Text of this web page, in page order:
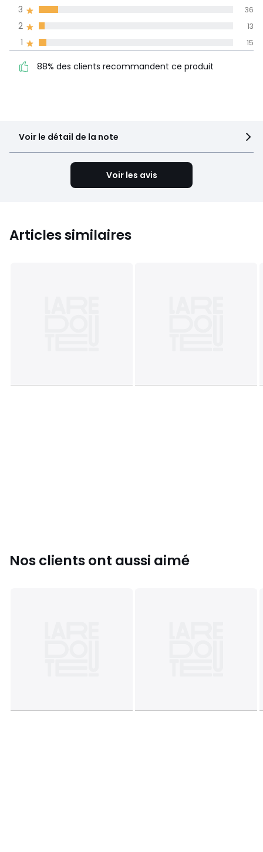
4 128
5
Voir le détail de la note
1 15
2 13
3 36
88% des clients recommandent ce produit
Voir les avis
Articles similaires
Nos clients ont aussi aimé